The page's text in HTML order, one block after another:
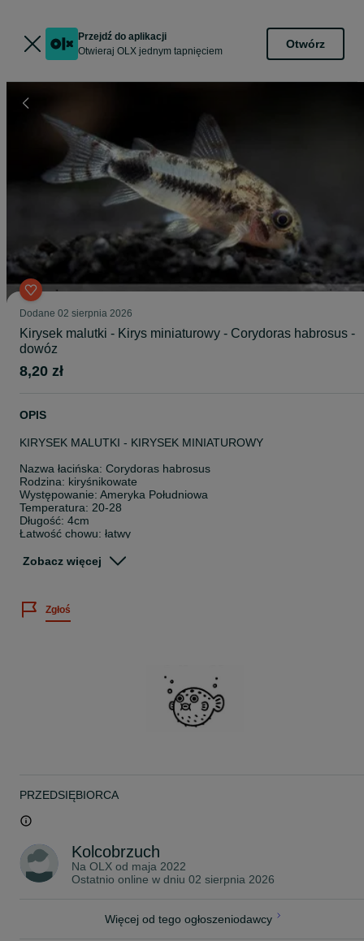
Przejdź do aplikacji
Otwieraj OLX jednym tapnięciem
Otwórz
Dodane 02 sierpnia 2026
Kirysek malutki - Kirys miniaturowy - Corydoras habrosus -
dowóz
8,20 zł
OPIS
KIRYSEK MALUTKI - KIRYSEK MINIATUROWY
Nazwa łacińska: Corydoras habrosus
Rodzina: kiryśnikowate
Występowanie: Ameryka Południowa
Temperatura: 20-28
Długość: 4cm
Łatwość chowu: łatwy
Posiadamy bogatą ofertę ryb akwariowych, skorupiaków oraz roślin
wodnych.
Twoje zamówienie dotrze do Ciebie bezpiecznie, ponieważ:
Rybki pakujemy w podwójne worki wypełnione czystym tlenem z
Przesyłki dostarczamy kurierem na terenie całej Polski, w pełnej
zgodności z obowiązującymi przepisami prawa.
Posiadamy wymagane uprawnienia oraz zawartą umowę, które
umożliwiają nam legalny przewóz żywych zwierząt.
Koszt wysyłki:
Zobacz więcej
Zgłoś
PRZEDSIĘBIORCA
Kolcobrzuch
Na OLX od maja 2022
Ostatnio online w dniu 02 sierpnia 2026
Więcej od tego ogłoszeniodawcy